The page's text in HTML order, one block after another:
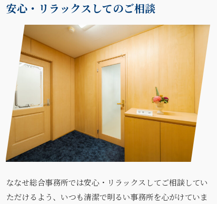
安心・リラックスしてのご相談
ななせ総合事務所では安心・リラックスしてご相談してい
ただけるよう、いつも清潔で明るい事務所を心がけていま